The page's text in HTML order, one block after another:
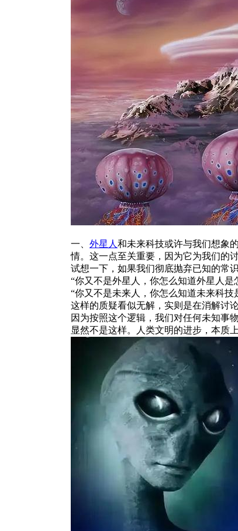
一、 外星人 和未来科技或许与我们想象
情。这一点至关重要，因为它为我们的
试想一下，如果我们彻底抛弃已知的常
“你又不是外星人，你怎么知道外星人是
“你又不是未来人，你怎么知道未来科技
这样的质疑看似无解，实则是在消解讨论
因为按照这个逻辑，我们对任何未知事
显然不是这样。人类文明的进步，本质